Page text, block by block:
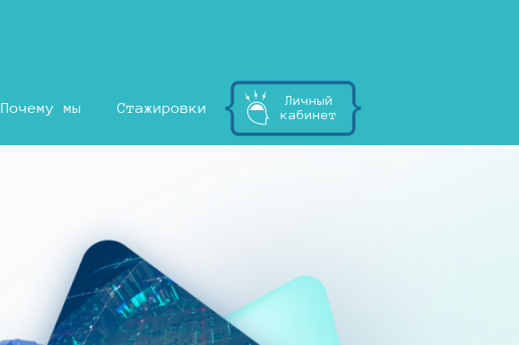
Почему мы Стажировки
Личный
кабинет